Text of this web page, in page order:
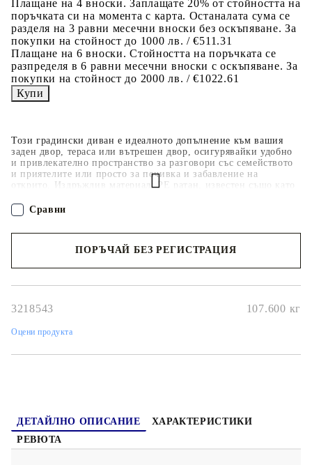
Този градински диван е идеалното допълнение към вашия
заден двор, тераса или вътрешен двор, осигурявайки удобно
и привлекателно пространство за разговори със семейството
и приятелите или просто за почивка и забавление на
открито. Издръжлив материал: PE ратан, известен също като
поддръжка, който прилича на естествен ратан. Той е лек,
лесен за почистване и често се използва за външни мебели
плътно подплатени възглавници, предлага удобство при
почистването с влажна кърпа и добавя нотка елегантност към
и може да се пере: Тези възглавници за седалки имат
дизайн: Този комплект външни мебели има модулен дизайн,
че можете да създадете персонализирана подредба на външни
Плащане на 4 вноски. Заплащате 20% от стойността на
поръчката си на момента с карта. Останалата сума се
разделя на 3 равни месечни вноски без оскъпяване. За
покупки на стойност до 1000 лв. / €511.31
Плащане на 6 вноски. Стойността на поръчката се
разпределя в 6 равни месечни вноски с оскъпяване. За
покупки на стойност до 2000 лв. / €1022.61
ПОРЪЧАЙ БЕЗ РЕГИСТРАЦИЯ
3218543 107.600 кг
Оцени продукта
Сравни
ДЕТАЙЛНО ОПИСАНИЕ
ХАРАКТЕРИСТИКИ
РЕВЮТА